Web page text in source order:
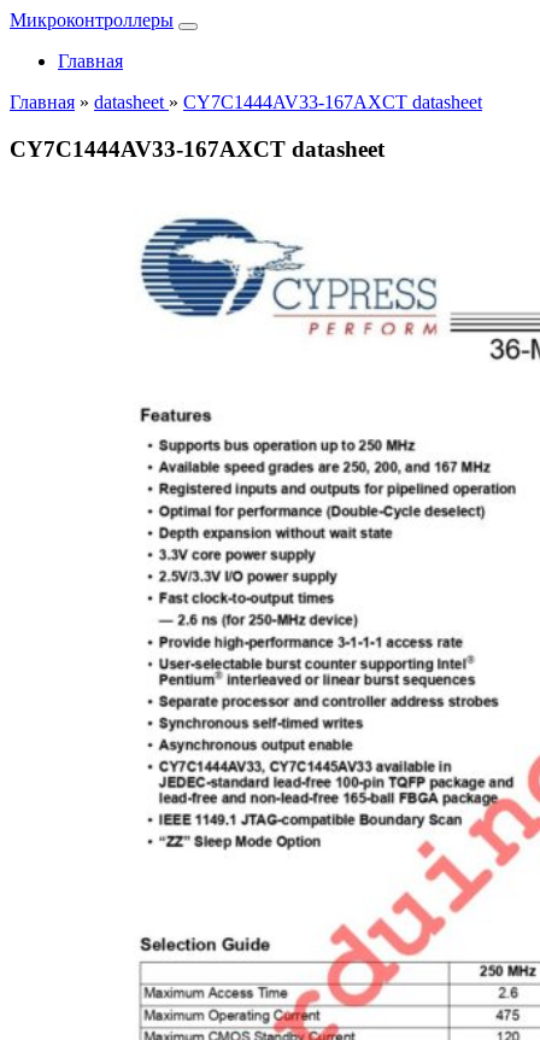
Микроконтроллеры
Главная
Главная » datasheet » CY7C1444AV33-167AXCT datasheet
CY7C1444AV33-167AXCT datasheet